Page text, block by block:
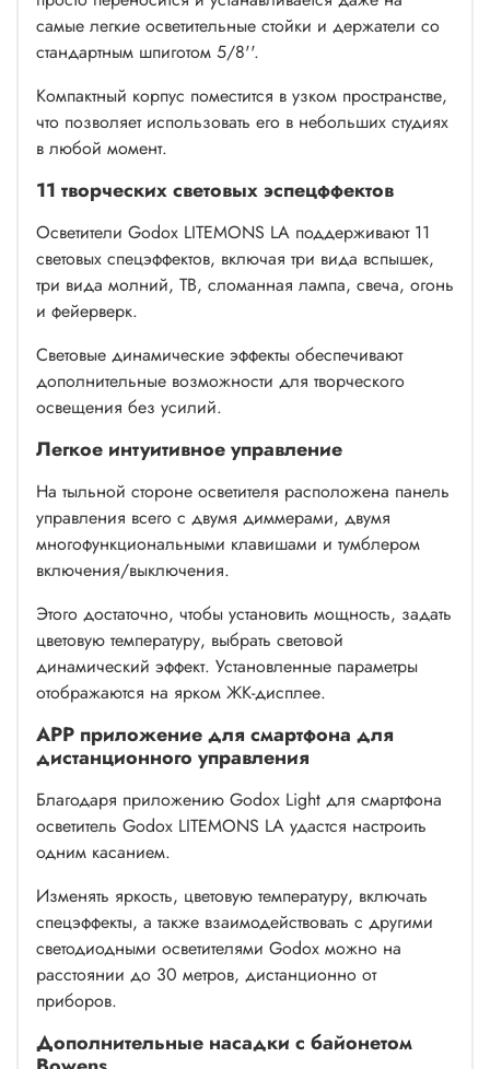
самые легкие осветительные стойки и держатели со
стандартным шпиготом 5/8''.
Компактный корпус поместится в узком пространстве,
что позволяет использовать его в небольших студиях
в любой момент.
11 творческих световых эспецффектов
Осветители Godox LITEMONS LA поддерживают 11
световых спецэффектов, включая три вида вспышек,
три вида молний, ТВ, сломанная лампа, свеча, огонь
и фейерверк.
Световые динамические эффекты обеспечивают
дополнительные возможности для творческого
освещения без усилий.
Легкое интуитивное управление
На тыльной стороне осветителя расположена панель
управления всего с двумя диммерами, двумя
многофункциональными клавишами и тумблером
включения/выключения.
Этого достаточно, чтобы установить мощность, задать
цветовую температуру, выбрать световой
динамический эффект. Установленные параметры
отображаются на ярком ЖК-дисплее.
APP приложение для смартфона для
дистанционного управления
Благодаря приложению Godox Light для смартфона
осветитель Godox LITEMONS LA удастся настроить
одним касанием.
Изменять яркость, цветовую температуру, включать
спецэффекты, а также взаимодействовать с другими
светодиодными осветителями Godox можно на
расстоянии до 30 метров, дистанционно от
приборов.
Дополнительные насадки с байонетом